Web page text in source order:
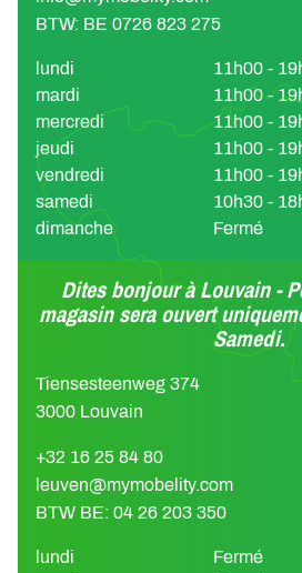
BTW: BE 0726 823 275
lundi
11h00 -
mardi
11h00 -
mercredi
11h00 -
jeudi
11h00 -
vendredi
11h00 -
samedi
10h30 -
dimanche
Fermé
Dites bonjour à Louvain -
magasin sera ouvert
Samedi.
Tiensesteenweg 374
3000 Louvain
+32 16 25 84 80
leuven@mymobelity.com
BTW BE: 04 26 203 350
lundi
Fermé